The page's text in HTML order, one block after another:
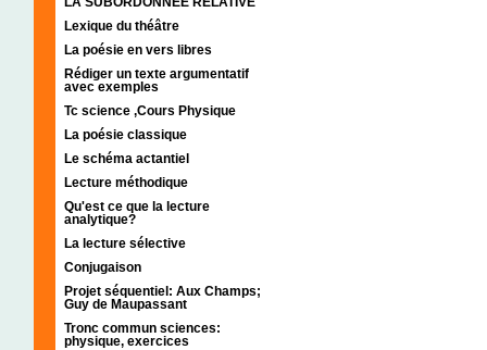
Lexique du théâtre
La poésie en vers libres
Rédiger un texte argumentatif
avec exemples
Tc science ,Cours Physique
La poésie classique
Le schéma actantiel
Lecture méthodique
Qu'est ce que la lecture
analytique?
La lecture sélective
Conjugaison
Projet séquentiel: Aux Champs;
Guy de Maupassant
Tronc commun sciences:
physique, exercices